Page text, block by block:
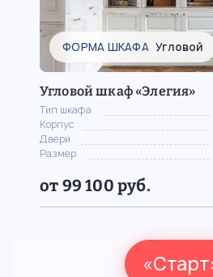
ФОРМА ШКАФА Угловой
Угловой шкаф «Элегия»
Тип шкафа
Корпус
Двери
Размер
от 99 100 руб.